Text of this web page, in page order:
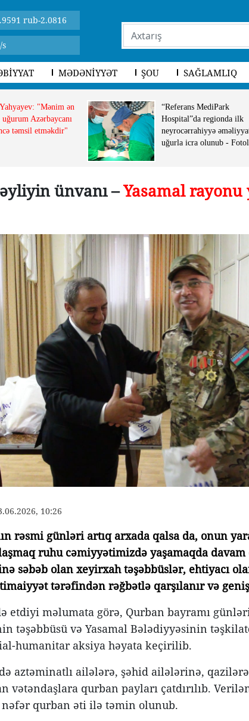
rub-2.0816
MƏDƏNİYYƏT ŞOU SAĞLAMLIQ
"Mənim ən
Azərbaycanı
təmsil etməkdir"
“Referans MediPark
Hospital”da regionda ilk
neyrocərrahiyyə
uğurla icra olunub -
ünvanı –Yasamal rayonu
10:26
rəsmi günləri artıq arxada qalsa da, onun
ruhu cəmiyyətimizdə yaşamaqda
səbəb olan xeyirxah təşəbbüslər, ehtiyacı
tərəfindən rəğbətlə qarşılanır və
etdiyi məlumata görə, Qurban bayramı
təşəbbüsü və Yasamal Bələdiyyəsinin
humanitar aksiya həyata keçirilib.
aztəminatlı ailələrə, şəhid ailələrinə,
vətəndaşlara qurban payları çatdırılıb.
qurban əti ilə təmin olunub.